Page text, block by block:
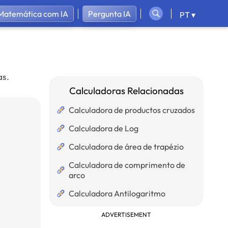
com IA Pergunta IA PT ▾
Calculadoras Relacionadas
Calculadora de productos cruzados
Calculadora de Log
Calculadora de área de trapézio
Calculadora de comprimento de
arco
Calculadora Antilogaritmo
ADVERTISEMENT